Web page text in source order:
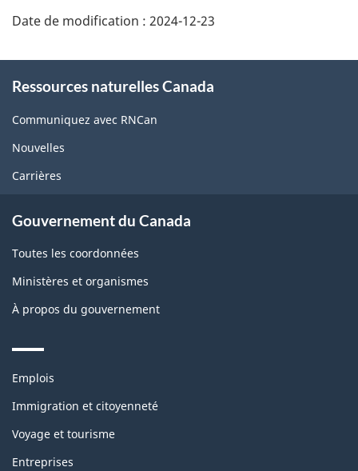
Date de modification : 2024-12-23
this
site
Ressources naturelles Canada
Communiquez avec RNCan
Nouvelles
Carrières
Gouvernement du Canada
Toutes les coordonnées
Ministères et organismes
À propos du gouvernement
Themes
topics
Emplois
Immigration et citoyenneté
Voyage et tourisme
Entreprises